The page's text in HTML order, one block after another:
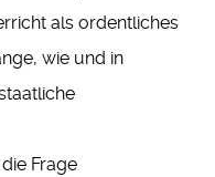
als ordentliches
wie und in
Frage